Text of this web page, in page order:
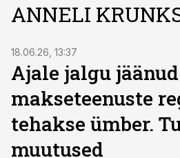
ANNELI
18.06.26, 13:37
Ajale jalgu
makseteenuste
tehakse ümber.
muutused